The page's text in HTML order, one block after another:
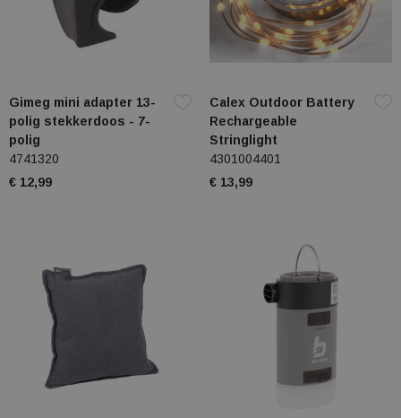
Gimeg mini adapter 13-
polig stekkerdoos - 7-
polig
4741320
€ 12,99
Calex Outdoor Battery
Rechargeable
Stringlight
4301004401
€ 13,99